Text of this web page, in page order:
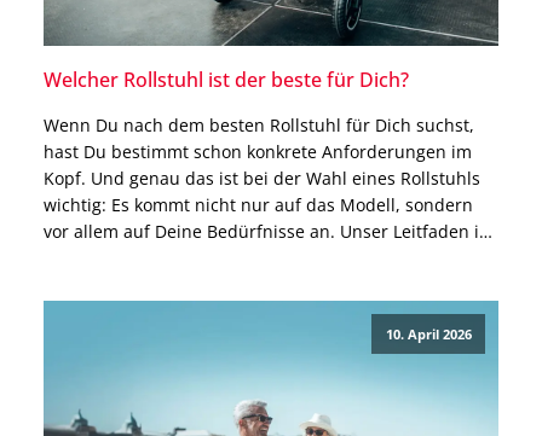
Welcher Rollstuhl ist der beste für Dich?
Wenn Du nach dem besten Rollstuhl für Dich suchst,
hast Du bestimmt schon konkrete Anforderungen im
Kopf. Und genau das ist bei der Wahl eines Rollstuhls
wichtig: Es kommt nicht nur auf das Modell, sondern
vor allem auf Deine Bedürfnisse an. Unser Leitfaden in
10. April 2026